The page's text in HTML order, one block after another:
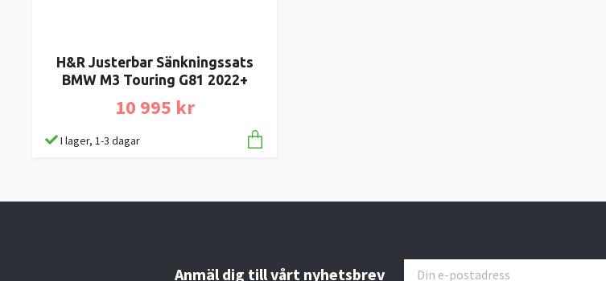
H&R Justerbar Sänkningssats
BMW M3 Touring G81 2022+
10 995 kr
I lager, 1-3 dagar
Anmäl dig till vårt nyhetsbrev